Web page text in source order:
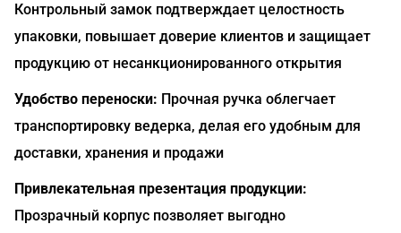
Контрольный замок подтверждает целостность
упаковки, повышает доверие клиентов и защищает
продукцию от несанкционированного открытия
Удобство переноски: Прочная ручка облегчает
транспортировку ведерка, делая его удобным для
доставки, хранения и продажи
Привлекательная презентация продукции:
Прозрачный корпус позволяет выгодно